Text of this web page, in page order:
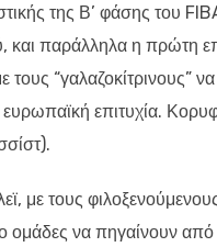
της Β’ φάσης του
παράλληλα η πρώτη
τους “γαλαζοκίτρινους”
επιτυχία.
με τους
ομάδες να πηγαίνουν